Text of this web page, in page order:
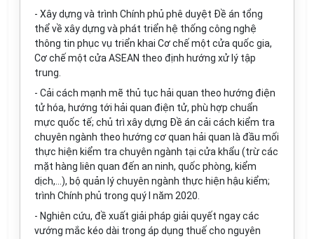
- Xây dựng và trình Chính phủ phê duyệt Đề án tổng
thể về xây dựng và phát triển hệ thống công nghệ
thông tin phục vụ triển khai Cơ chế một cửa quốc gia,
Cơ chế một cửa ASEAN theo định hướng xử lý tập
trung.
- Cải cách mạnh mẽ thủ tục hải quan theo hướng điện
tử hóa, hướng tới hải quan điện tử, phù hợp chuẩn
mực quốc tế; chủ trì xây dựng Đề án cải cách kiểm tra
chuyên ngành theo hướng cơ quan hải quan là đầu mối
thực hiện kiểm tra chuyên ngành tại cửa khẩu (trừ các
mặt hàng liên quan đến an ninh, quốc phòng, kiểm
dịch,...), bộ quản lý chuyên ngành thực hiện hậu kiểm;
trình Chính phủ trong quý I năm 2020.
- Nghiên cứu, đề xuất giải pháp giải quyết ngay các
vướng mắc kéo dài trong áp dụng thuế cho nguyên